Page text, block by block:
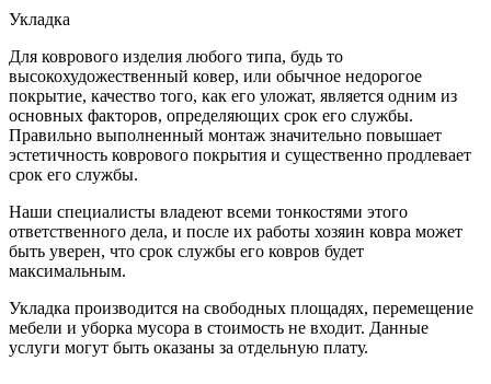
Укладка
Для коврового изделия любого типа, будь то
высокохудожественный ковер, или обычное недорогое
покрытие, качество того, как его уложат, является одним из
основных факторов, определяющих срок его службы.
Правильно выполненный монтаж значительно повышает
эстетичность коврового покрытия и существенно продлевает
срок его службы.
Наши специалисты владеют всеми тонкостями этого
ответственного дела, и после их работы хозяин ковра может
быть уверен, что срок службы его ковров будет
максимальным.
Укладка производится на свободных площадях, перемещение
мебели и уборка мусора в стоимость не входит. Данные
услуги могут быть оказаны за отдельную плату.